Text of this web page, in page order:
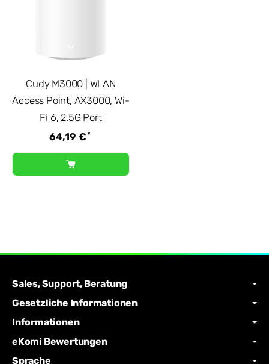
Cudy M3000 | WLAN
Access Point, AX3000, Wi-
Fi 6, 2.5G Port
64,19 €*
Sales, Support, Beratung
Gesetzliche Informationen
Informationen
eKomi Bewertungen
Sprache